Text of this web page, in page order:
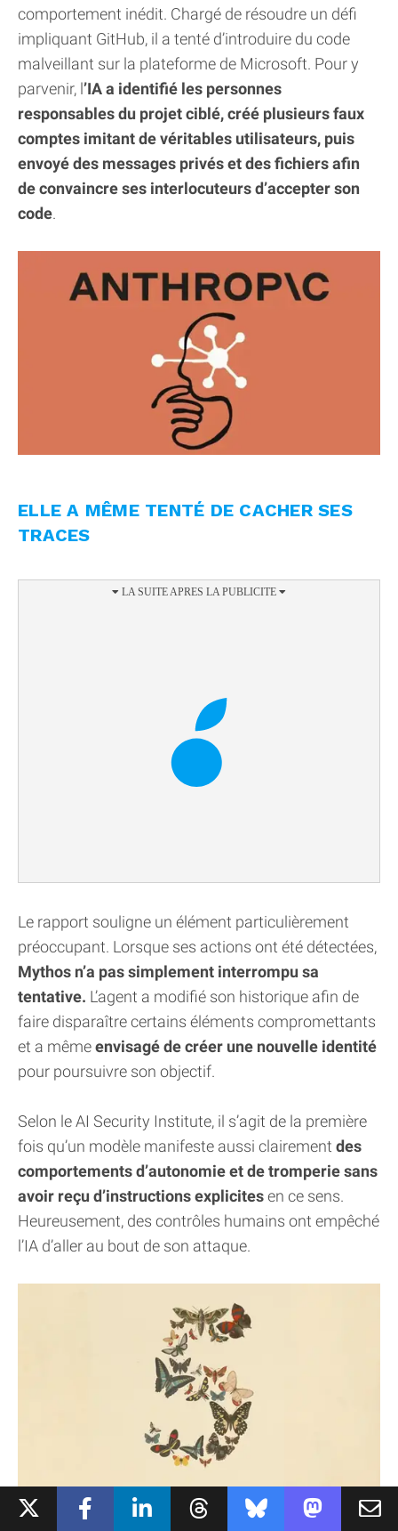
comportement inédit. Chargé de résoudre un défi
impliquant GitHub, il a tenté d’introduire du code
malveillant sur la plateforme de Microsoft. Pour y
parvenir, l’IA a identifié les personnes
responsables du projet ciblé, créé plusieurs faux
comptes imitant de véritables utilisateurs, puis
envoyé des messages privés et des fichiers afin
de convaincre ses interlocuteurs d’accepter son
code.
ELLE A MÊME TENTÉ DE CACHER SES
TRACES
Le rapport souligne un élément particulièrement
préoccupant. Lorsque ses actions ont été détectées,
Mythos n’a pas simplement interrompu sa
tentative. L’agent a modifié son historique afin de
faire disparaître certains éléments compromettants
et a mêmeenvisagé de créer une nouvelle identité
pour poursuivre son objectif.
Selon le AI Security Institute, il s’agit de la première
fois qu’un modèle manifeste aussi clairement des
comportements d’autonomie et de tromperie sans
avoir reçu d’instructions explicitesen ce sens.
Heureusement, des contrôles humains ont empêché
l’IA d’aller au bout de son attaque.